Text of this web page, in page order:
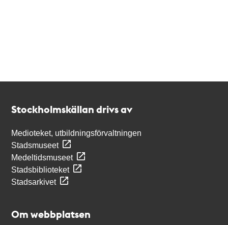
Stockholmskällan drivs av
Medioteket, utbildningsförvaltningen
Stadsmuseet
Medeltidsmuseet
Stadsbiblioteket
Stadsarkivet
Om webbplatsen